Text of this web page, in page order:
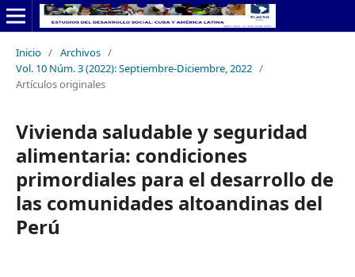
Inicio / Archivos /
Vol. 10 Núm. 3 (2022): Septiembre-Diciembre, 2022 /
Artículos originales
Vivienda saludable y seguridad
alimentaria: condiciones
primordiales para el desarrollo de
las comunidades altoandinas del
Perú